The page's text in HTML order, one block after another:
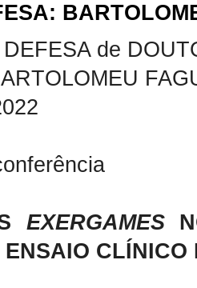
de
EXERGAMES
CLÍNICO